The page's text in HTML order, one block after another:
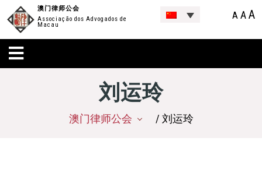
澳门律师公会
Associação dos Advogados de
Macau
A AA
刘运玲
澳门律师公会 / 刘运玲